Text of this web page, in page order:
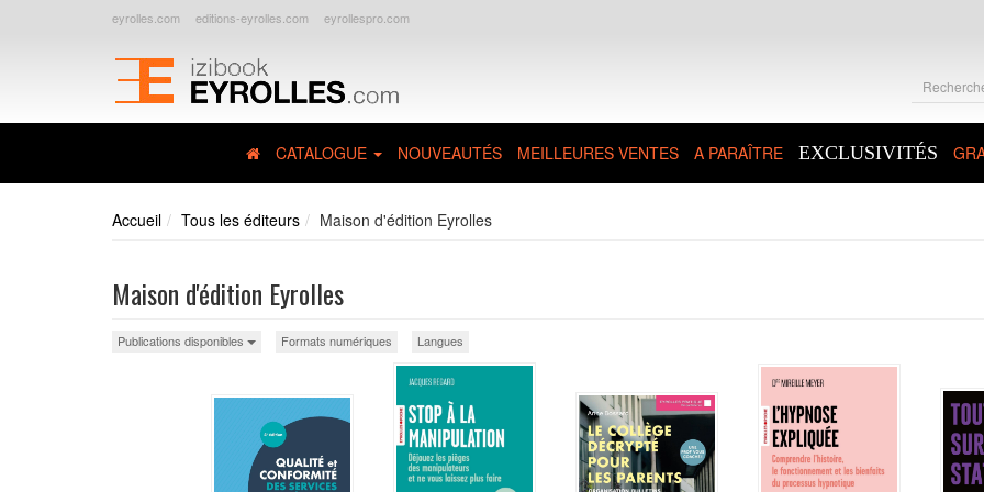
eyrolles.com editions-eyrolles.com eyrollespro.com
CATALOGUE NOUVEAUTÉS MEILLEURES VENTES A PARAÎTRE EXCLUSIVITÉS
Accueil Tous les éditeurs Maison d'édition Eyrolles
Maison d'édition Eyrolles
Publications disponibles Formats numériques Langues